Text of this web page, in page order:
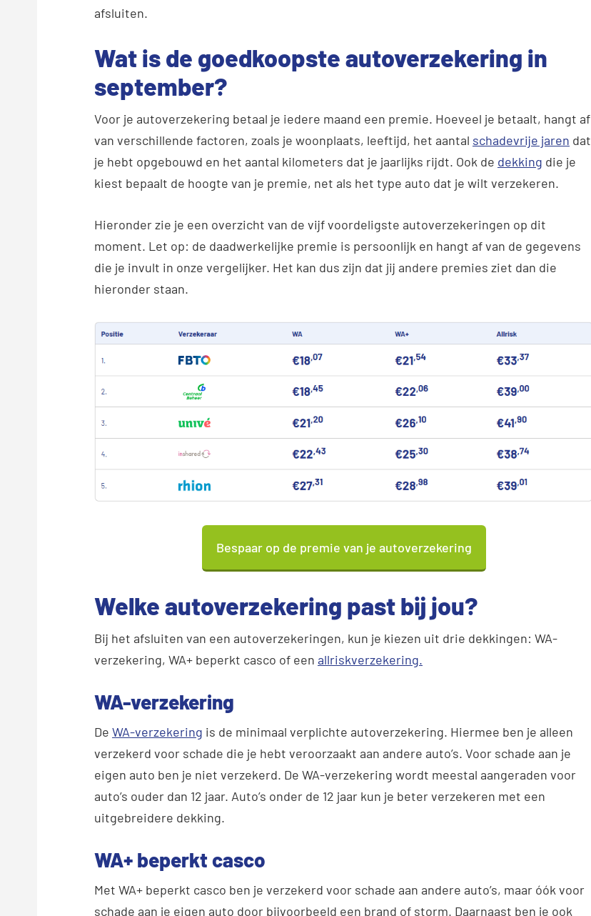
afsluiten.
Wat is de goedkoopste autoverzekering in
september?
Voor je autoverzekering betaal je iedere maand een premie. Hoeveel je betaalt, hangt af
van verschillende factoren, zoals je woonplaats, leeftijd, het aantal schadevrije jaren dat
je hebt opgebouwd en het aantal kilometers dat je jaarlijks rijdt. Ook de dekking die je
kiest bepaalt de hoogte van je premie, net als het type auto dat je wilt verzekeren.
Hieronder zie je een overzicht van de vijf voordeligste autoverzekeringen op dit
moment. Let op: de daadwerkelijke premie is persoonlijk en hangt af van de gegevens
die je invult in onze vergelijker. Het kan dus zijn dat jij andere premies ziet dan die
hieronder staan.
Bespaar op de premie van je autoverzekering
Welke autoverzekering past bij jou?
Bij het afsluiten van een autoverzekeringen, kun je kiezen uit drie dekkingen: WA-
verzekering, WA+ beperkt casco of een allriskverzekering.
WA-verzekering
De WA-verzekering is de minimaal verplichte autoverzekering. Hiermee ben je alleen
verzekerd voor schade die je hebt veroorzaakt aan andere auto’s. Voor schade aan je
eigen auto ben je niet verzekerd. De WA-verzekering wordt meestal aangeraden voor
auto’s ouder dan 12 jaar. Auto’s onder de 12 jaar kun je beter verzekeren met een
uitgebreidere dekking.
WA+ beperkt casco
Met WA+ beperkt casco ben je verzekerd voor schade aan andere auto’s, maar óók voor
schade aan je eigen auto door bijvoorbeeld een brand of storm. Daarnaast ben je ook